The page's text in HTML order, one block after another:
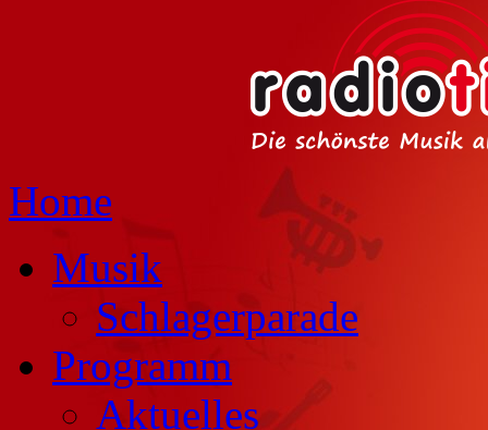
Home
Musik
Schlagerparade
Programm
Aktuelles